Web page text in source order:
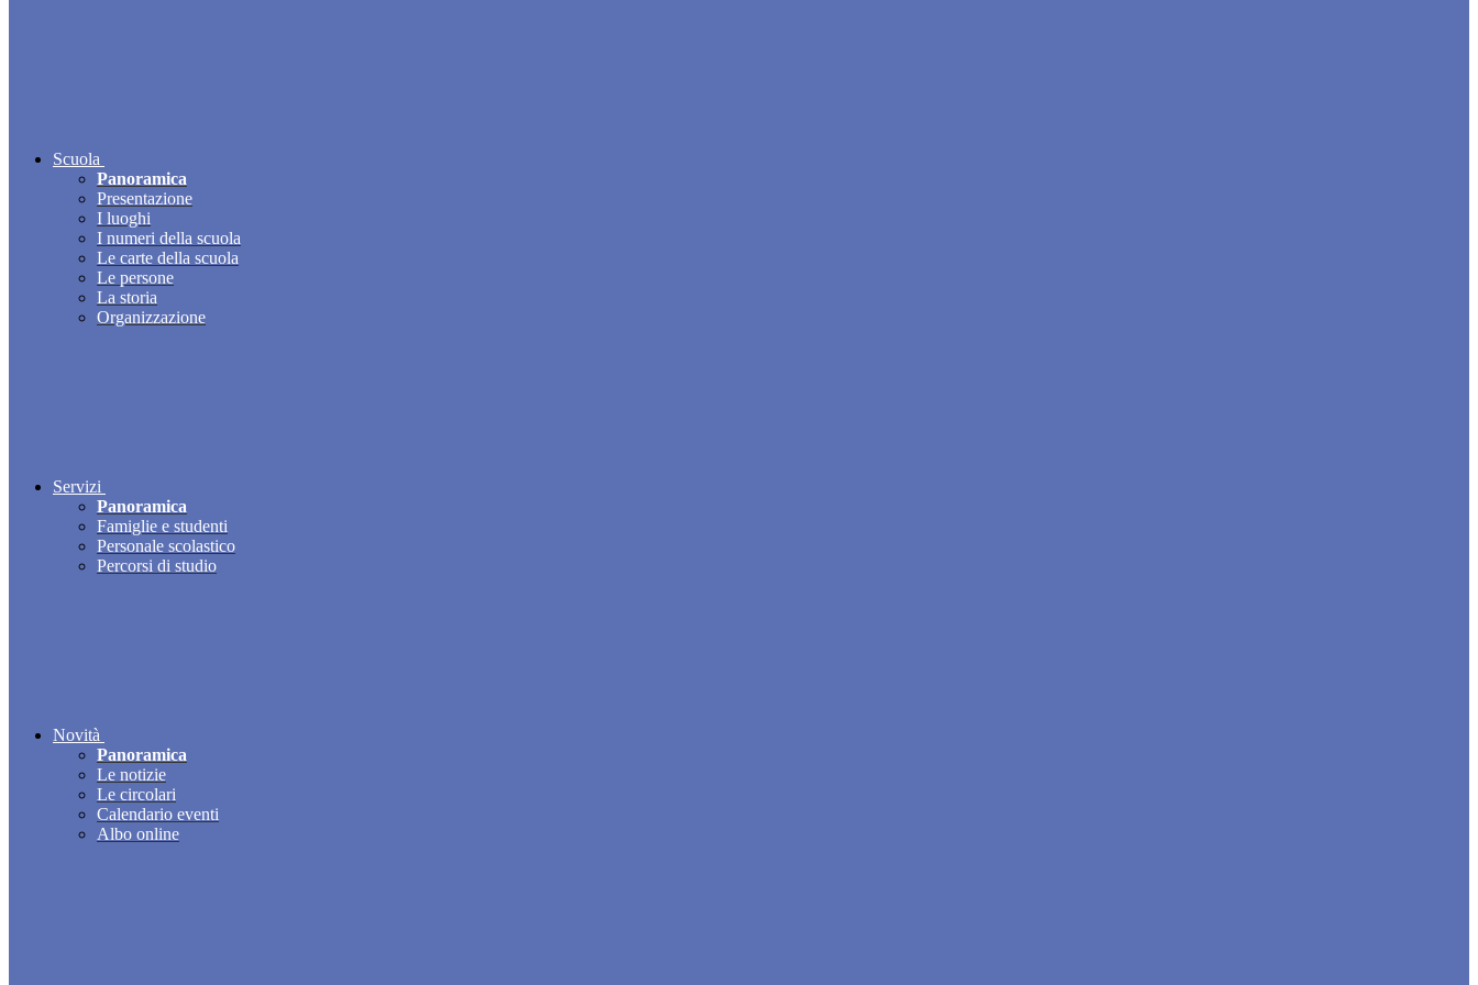
Scuola
Panoramica
Presentazione
I luoghi
I numeri della scuola
Le carte della scuola
Le persone
La storia
Organizzazione
Servizi
Panoramica
Famiglie e studenti
Personale scolastico
Percorsi di studio
Novità
Panoramica
Le notizie
Le circolari
Calendario eventi
Albo online